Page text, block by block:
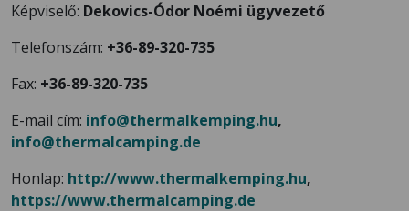
Képviselő: Dekovics-Ódor Noémi ügyvezető
Telefonszám: +36-89-320-735
Fax: +36-89-320-735
E-mail cím: info@thermalkemping.hu,
info@thermalcamping.de
Honlap: http://www.thermalkemping.hu,
https://www.thermalcamping.de